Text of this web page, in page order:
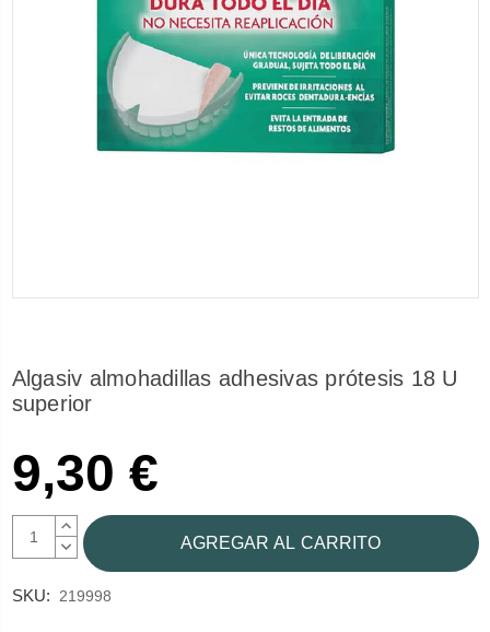
Algasiv almohadillas adhesivas prótesis 18 U
superior
9,30 €
AUMENTAR
CANTIDAD:
DISMINUIR
CANTIDAD:
SKU: 219998